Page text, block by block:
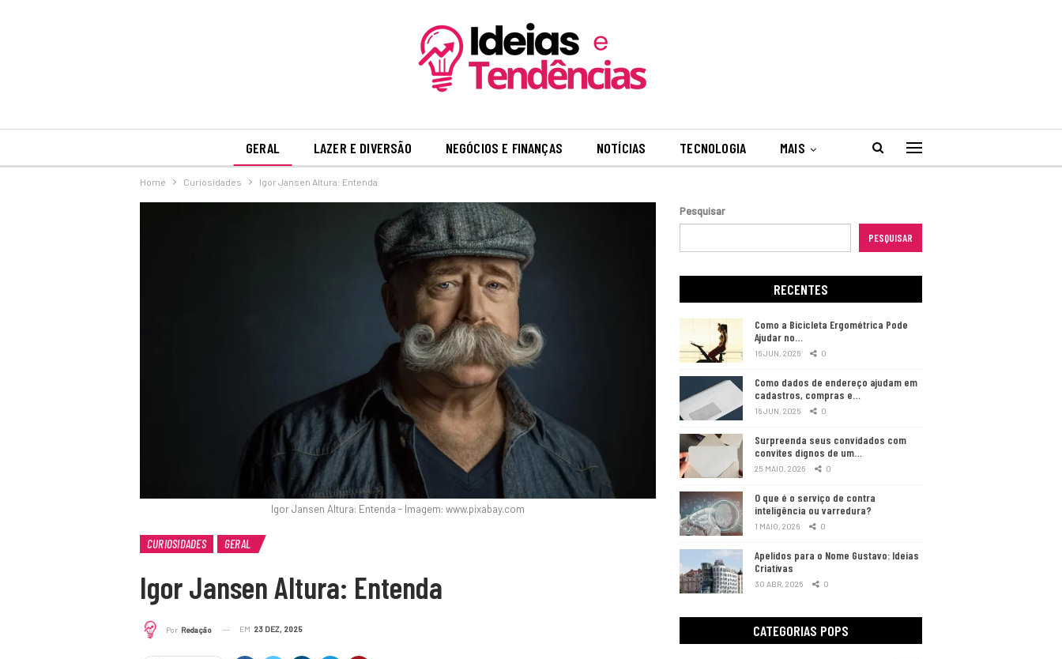
GERAL LAZER E DIVERSÃO NEGÓCIOS E FINANÇAS NOTÍCIAS TECNOLOGIA MAIS
Home Curiosidades Igor Jansen Altura: Entenda
Igor Jansen Altura: Entenda - Imagem: www.pixabay.com
CURIOSIDADES GERAL
Igor Jansen Altura: Entenda
Por Redação EM 23 DEZ, 2025
Pesquisar
PESQUISAR
RECENTES
Como a Bicicleta Ergométrica Pode
Ajudar no…
16 JUN, 2026 0
Como dados de endereço ajudam em
cadastros, compras e…
16 JUN, 2026 0
Surpreenda seus convidados com
convites dignos de um…
25 MAIO, 2026 0
O que é o serviço de contra
inteligência ou varredura?
1 MAIO, 2026 0
Apelidos para o Nome Gustavo: Ideias
Criativas
30 ABR, 2026 0
CATEGORIAS POPS